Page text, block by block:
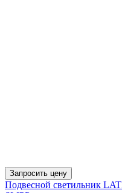
Запросить цену
Подвесной светильник